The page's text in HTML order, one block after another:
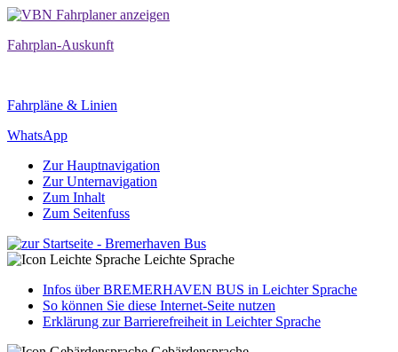
Fahrplan-Auskunft
Fahrpläne & Linien
WhatsApp
Zur Hauptnavigation
Zur Unternavigation
Zum Inhalt
Zum Seitenfuss
Leichte Sprache
Infos über BREMERHAVEN BUS in Leichter Sprache
So können Sie diese Internet-Seite nutzen
Erklärung zur Barrierefreiheit in Leichter Sprache